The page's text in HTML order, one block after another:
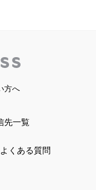
方へ
先一覧
よくある質問